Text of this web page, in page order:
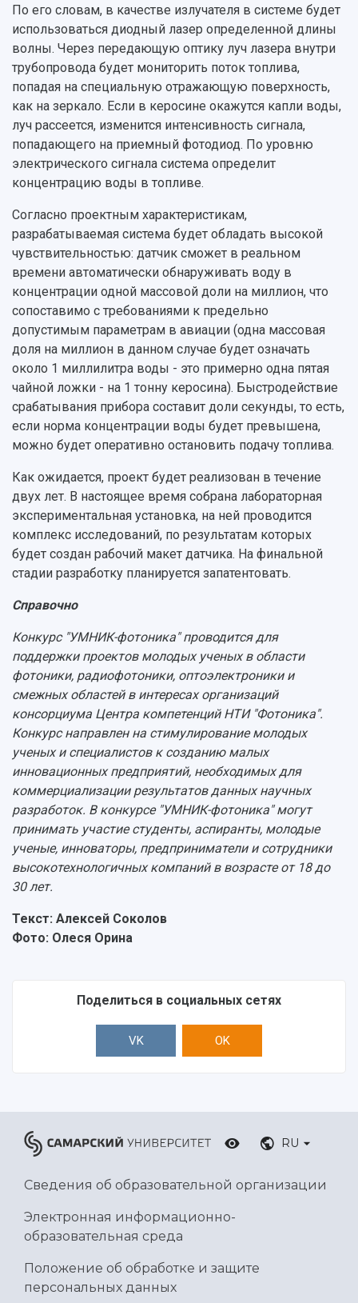
По его словам, в качестве излучателя в системе будет
использоваться диодный лазер определенной длины
волны. Через передающую оптику луч лазера внутри
трубопровода будет мониторить поток топлива,
попадая на специальную отражающую поверхность,
как на зеркало. Если в керосине окажутся капли воды,
луч рассеется, изменится интенсивность сигнала,
попадающего на приемный фотодиод. По уровню
электрического сигнала система определит
концентрацию воды в топливе.
Согласно проектным характеристикам,
разрабатываемая система будет обладать высокой
чувствительностью: датчик сможет в реальном
времени автоматически обнаруживать воду в
концентрации одной массовой доли на миллион, что
сопоставимо с требованиями к предельно
допустимым параметрам в авиации (одна массовая
доля на миллион в данном случае будет означать
около 1 миллилитра воды - это примерно одна пятая
чайной ложки - на 1 тонну керосина). Быстродействие
срабатывания прибора составит доли секунды, то есть,
если норма концентрации воды будет превышена,
можно будет оперативно остановить подачу топлива.​
Как ожидается, проект будет реализован в течение
двух лет. В настоящее время собрана лабораторная
экспериментальная установка, на ней проводится
комплекс исследований, по результатам которых
будет создан рабочий макет датчика. На финальной
стадии разработку планируется запатентовать.
Справочно
Конкурс "УМНИК-фотоника" проводится для
поддержки проектов молодых ученых в области
фотоники, радиофотоники, оптоэлектроники и
смежных областей в интересах организаций
консорциума Центра компетенций НТИ "Фотоника".
Конкурс направлен на стимулирование молодых
ученых и специалистов к созданию малых
инновационных предприятий, необходимых для
коммерциализации результатов данных научных
разработок. В конкурсе "УМНИК-фотоника" могут
принимать участие студенты, аспиранты, молодые
ученые, инноваторы, предприниматели и сотрудники
высокотехнологичных компаний в возрасте от 18 до
30 лет.
Текст: Алексей Соколов
Фото: Олеся Орина
Поделиться в социальных сетях
VK OK
RU
Сведения об образовательной организации
Электронная информационно-
образовательная среда
Положение об обработке и защите
персональных данных